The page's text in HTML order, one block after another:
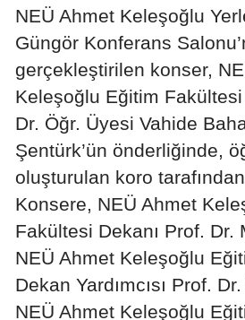
NEÜ Ahmet Keleşoğlu
Güngör Konferans
gerçekleştirilen konser,
Keleşoğlu Eğitim
Dr. Öğr. Üyesi Vahide
Şentürk’ün önderliğinde,
oluşturulan koro
Konsere, NEÜ Ahmet
Fakültesi Dekanı Prof. Dr.
NEÜ Ahmet Keleşoğlu
Dekan Yardımcısı Prof.
NEÜ Ahmet Keleşoğlu